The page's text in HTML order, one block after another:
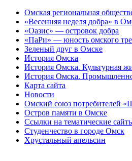
Омская региональная
«Весенняя неделя добра» в
«Оазис» — островок добра
«ПаРи» — юность омского
Зеленый друг в Омске
История Омска
История Омска. Культурная
История Омска.
Карта сайта
Новости
Омский союз потребителей
Остров памяти в Омске
Ссылки на тематические
Студенчество в городе Омск
Хрустальный апельсин